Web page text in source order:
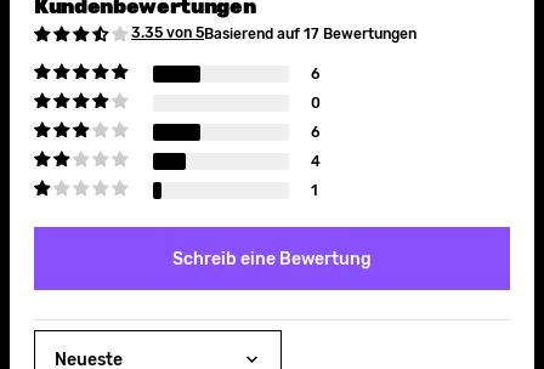
Kundenbewertungen
3.35 von 5Basierend auf 17 Bewertungen
6
0
6
4
1
Schreib eine Bewertung